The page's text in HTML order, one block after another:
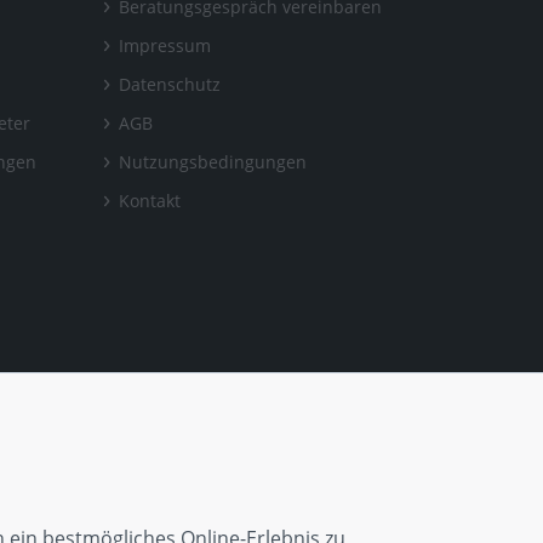
Beratungsgespräch vereinbaren
Impressum
Datenschutz
AGB
Nutzungsbedingungen
Kontakt